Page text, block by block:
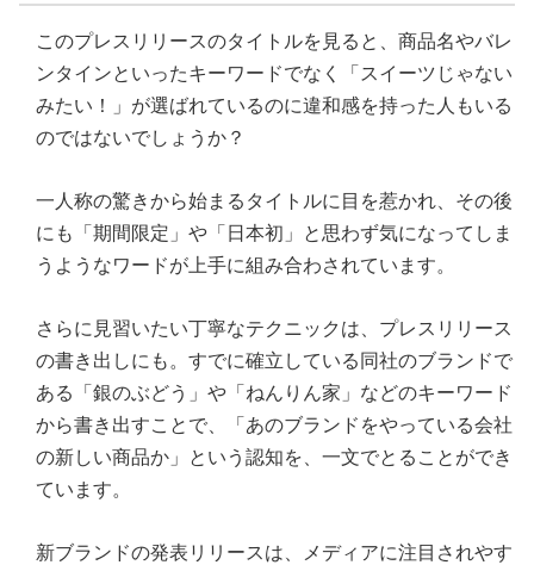
このプレスリリースのタイトルを見ると、商品名やバレ
ンタインといったキーワードでなく「スイーツじゃない
みたい！」が選ばれているのに違和感を持った人もいる
のではないでしょうか？
一人称の驚きから始まるタイトルに目を惹かれ、その後
にも「期間限定」や「日本初」と思わず気になってしま
うようなワードが上手に組み合わされています。
さらに見習いたい丁寧なテクニックは、プレスリリース
の書き出しにも。すでに確立している同社のブランドで
ある「銀のぶどう」や「ねんりん家」などのキーワード
から書き出すことで、「あのブランドをやっている会社
の新しい商品か」という認知を、一文でとることができ
ています。
新ブランドの発表リリースは、メディアに注目されやす